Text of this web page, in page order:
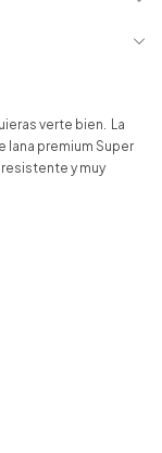
verte bien. La
premium Super
y muy